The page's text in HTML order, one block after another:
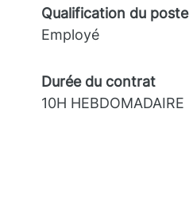
Qualification du poste
Employé
Durée du contrat
10H HEBDOMADAIRE